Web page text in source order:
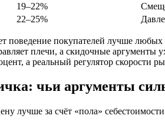
19–22%
22–25%
поведение покупателей лучше
плечи, а скидочные аргументы
а реальный регулятор скорости
чьи аргументы
лучше за счёт «пола»